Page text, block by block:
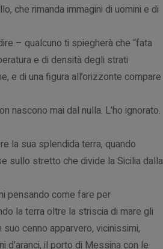
che rimanda immagini di uomini e di
– qualcuno ti spiegherà che “fata
e di densità degli strati
e di una figura all’orizzonte compare
nascono mai dal nulla. L’ho ignorato.
la sua splendida terra, quando
sullo stretto che divide la Sicilia dalla
pensando come fare per
la terra oltre la striscia di mare gli
suo cenno apparvero, vicinissimi,
d’aranci, il porto di Messina con le